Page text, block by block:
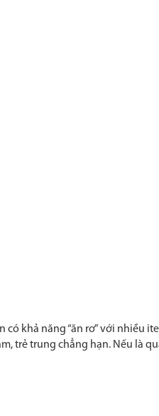
khả năng “ăn rơ” với nhiều
trẻ trung chẳng hạn. Nếu là